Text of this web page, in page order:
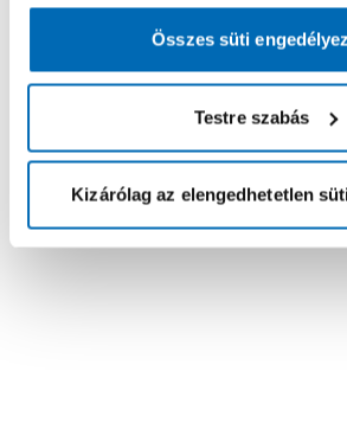
Összes süti
Testre szabás
Kizárólag az elengedhetetlen